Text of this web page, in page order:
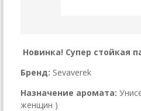
Новинка! Супер стойкая
Бренд: Sevaverek
Назначение аромата:
женщин )